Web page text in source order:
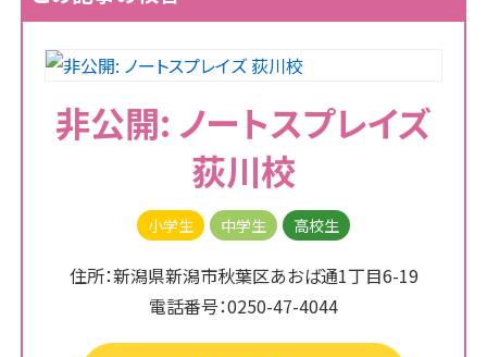
非公開: ノートスプレイズ
荻川校
小学生 中学生 高校生
住所：新潟県新潟市秋葉区あおば通1丁目6-19
電話番号：0250-47-4044